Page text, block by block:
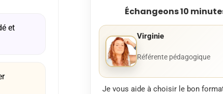
et
Échangeons 10
Virginie
Référente pédagogique
Je vous aide à choisir le bon